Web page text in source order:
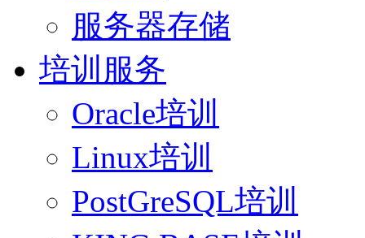
服务器存储
培训服务
Oracle培训
Linux培训
PostGreSQL培训